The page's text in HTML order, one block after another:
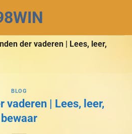
der vaderen | Lees, leer,
BLOG
vaderen | Lees, leer,
bewaar